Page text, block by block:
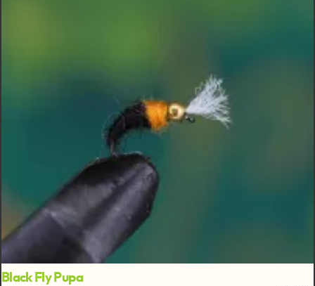
Black Fly Pupa